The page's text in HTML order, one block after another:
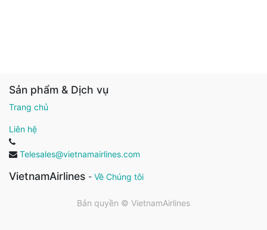
Sản phẩm & Dịch vụ
Trang chủ
Liên hệ
Telesales@vietnamairlines.com
VietnamAirlines - Về Chúng tôi
Bản quyền © VietnamAirlines